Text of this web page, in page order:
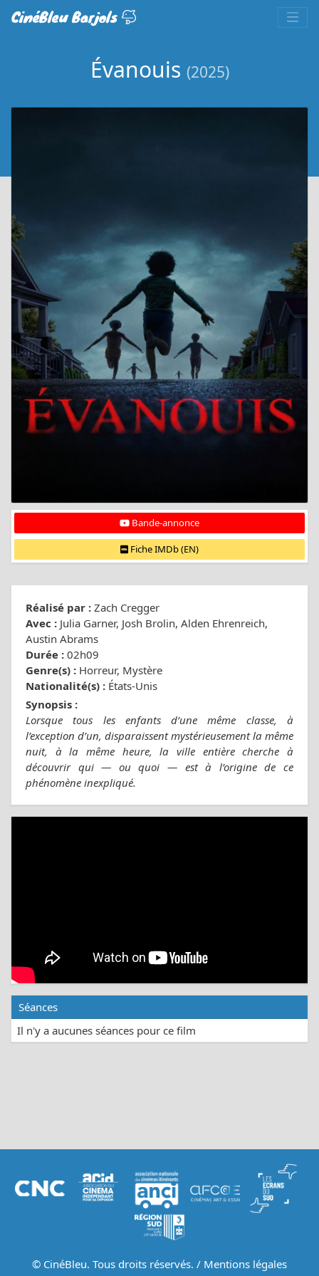
CinéBleu Barjols
Évanouis (2025)
Bande-annonce
Fiche IMDb (EN)
Réalisé par : Zach Cregger
Avec : Julia Garner, Josh Brolin, Alden Ehrenreich,
Austin Abrams
Durée : 02h09
Genre(s) : Horreur, Mystère
Nationalité(s) : États-Unis
Synopsis :
Lorsque tous les enfants d’une même classe, à
l’exception d’un, disparaissent mystérieusement la même
nuit, à la même heure, la ville entière cherche à
découvrir qui — ou quoi — est à l’origine de ce
phénomène inexpliqué.
Séances
Il n'y a aucunes séances pour ce film
© CinéBleu. Tous droits réservés. / Mentions légales